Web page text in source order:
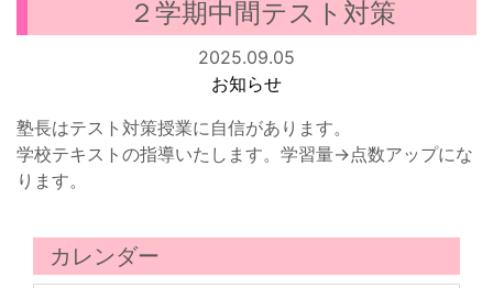
２学期中間テスト対策
2025.09.05
お知らせ
塾長はテスト対策授業に自信があります。
学校テキストの指導いたします。学習量→点数アップにな
ります。
カレンダー